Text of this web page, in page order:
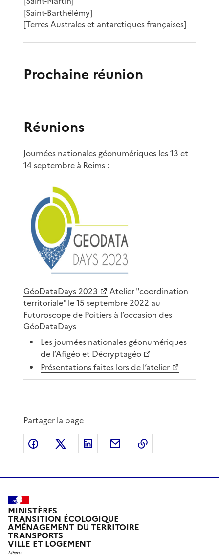
[Saint-Barthélémy]
[Terres Australes et antarctiques françaises]
Prochaine réunion
Réunions
Journées nationales géonumériques les 13 et
14 septembre à Reims :
GéoDataDays 2023
Atelier "coordination
territoriale" le 15 septembre 2022 au
Futuroscope de Poitiers à l’occasion des
GéoDataDays
Les journées nationales géonumériques
de l’Afigéo et Décryptagéo
Présentations faites lors de l’atelier
Partager la page
Partager sur Facebook
Partager sur XPartager sur LinkedIn
Partager par email
MINISTÈRES
TRANSITION ÉCOLOGIQUE
AMÉNAGEMENT DU TERRITOIRE
TRANSPORTS
VILLE ET LOGEMENT